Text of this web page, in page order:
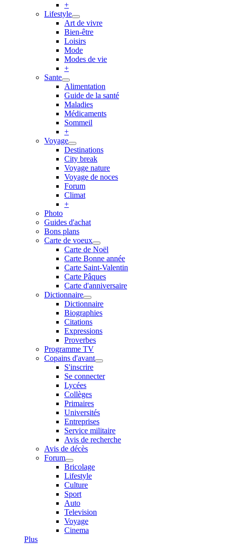
+
Lifestyle
Art de vivre
Bien-être
Loisirs
Mode
Modes de vie
+
Sante
Alimentation
Guide de la santé
Maladies
Médicaments
Sommeil
+
Voyage
Destinations
City break
Voyage nature
Voyage de noces
Forum
Climat
+
Photo
Guides d'achat
Bons plans
Carte de voeux
Carte de Noël
Carte Bonne année
Carte Saint-Valentin
Carte Pâques
Carte d'anniversaire
Dictionnaire
Dictionnaire
Biographies
Citations
Expressions
Proverbes
Programme TV
Copains d'avant
S'inscrire
Se connecter
Lycées
Collèges
Primaires
Universités
Entreprises
Service militaire
Avis de recherche
Avis de décès
Forum
Bricolage
Lifestyle
Culture
Sport
Auto
Television
Voyage
Cinema
Plus